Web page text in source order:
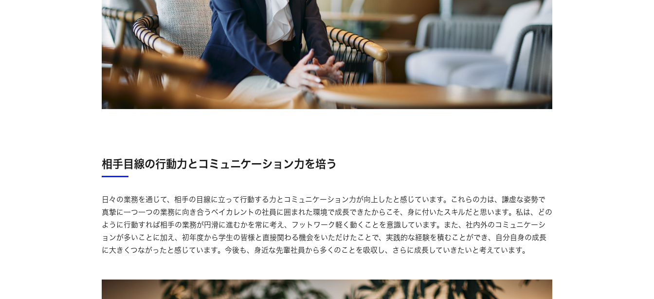
相手目線の行動力とコミュニケーション力を培う
日々の業務を通じて、相手の目線に立って行動する力とコミュニケーション力が向上したと感じています。これらの力は、謙虚な姿勢で
真摯に一つ一つの業務に向き合うベイカレントの社員に囲まれた環境で成長できたからこそ、身に付いたスキルだと思います。私は、どの
ように行動すれば相手の業務が円滑に進むかを常に考え、フットワーク軽く動くことを意識しています。また、社内外のコミュニケーシ
ョンが多いことに加え、初年度から学生の皆様と直接関わる機会をいただけたことで、実践的な経験を積むことができ、自分自身の成長
に大きくつながったと感じています。今後も、身近な先輩社員から多くのことを吸収し、さらに成長していきたいと考えています。